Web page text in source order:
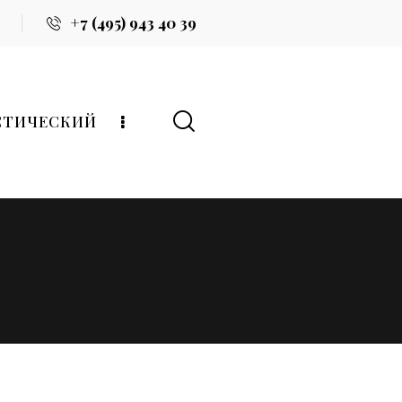
+7 (495) 943 40 39